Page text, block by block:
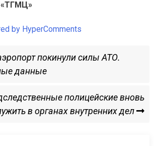
«ТГМЦ»
by HyperComments
покинули силы АТО.
данные
полицейские вновь
в органах внутренних дел